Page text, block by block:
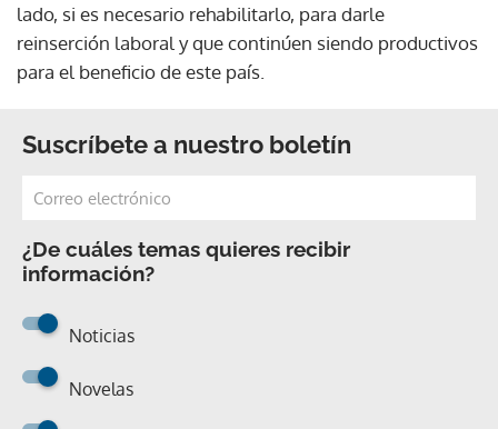
lado, si es necesario rehabilitarlo, para darle
reinserción laboral y que continúen siendo productivos
para el beneficio de este país.
Suscríbete a nuestro boletín
¿De cuáles temas quieres recibir
información?
Noticias
Novelas